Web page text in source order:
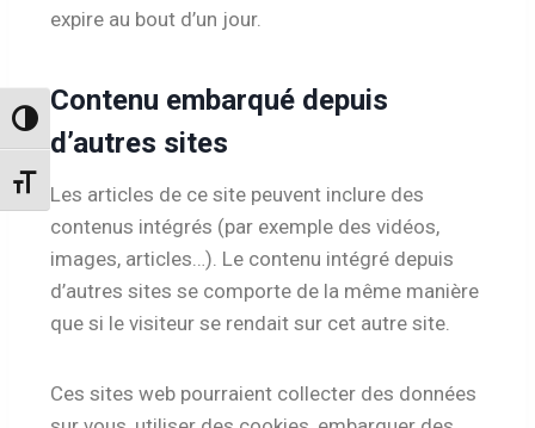
Passer en contraste élevé
Changer la taille de la police
expire au bout d’un jour.
Contenu embarqué depuis
d’autres sites
Les articles de ce site peuvent inclure des
contenus intégrés (par exemple des vidéos,
images, articles…). Le contenu intégré depuis
d’autres sites se comporte de la même manière
que si le visiteur se rendait sur cet autre site.
Ces sites web pourraient collecter des données